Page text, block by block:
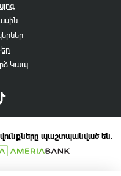
Կապ
պաշտպանված են.